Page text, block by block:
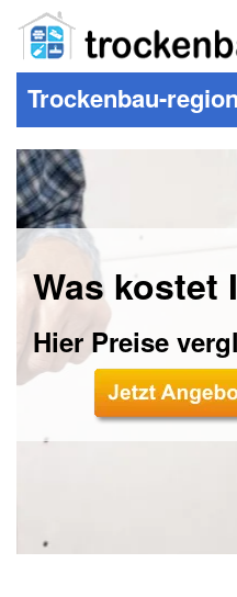
Trockenbau-
Was kostet
Hier Preise